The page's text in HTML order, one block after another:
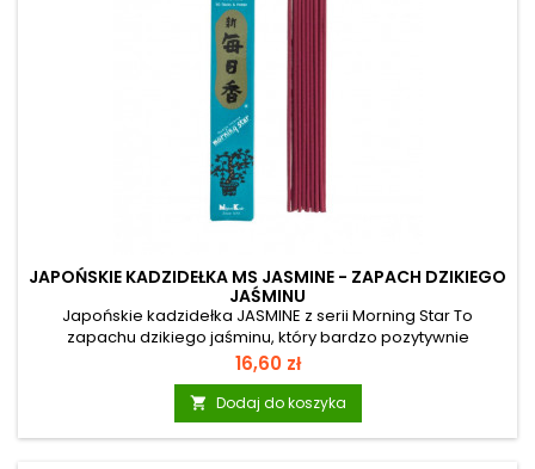
JAPOŃSKIE KADZIDEŁKA MS JASMINE - ZAPACH DZIKIEGO
JAŚMINU
Japońskie kadzidełka JASMINE z serii Morning Star To
zapachu dzikiego jaśminu, który bardzo pozytywnie
oddziałuje na sferę emocji. W tradycjach ludowych łączono
jaśmin z kobiecością i z miłosnymi rytuałami, które miał
wzmacniać. Aromat jaśminu pomaga rozluźnić ciało i umysł,
łagodnie przynosi odpoczynek. Morning Star: To seria
japońskich kadzidełek osiemnastu szlachetnych zapachów
Cena
16,60 zł
 Dodaj do koszyka